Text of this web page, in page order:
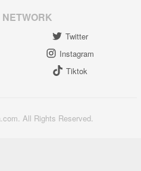
Twitter
Instagram
Tiktok
All Rights Reserved.